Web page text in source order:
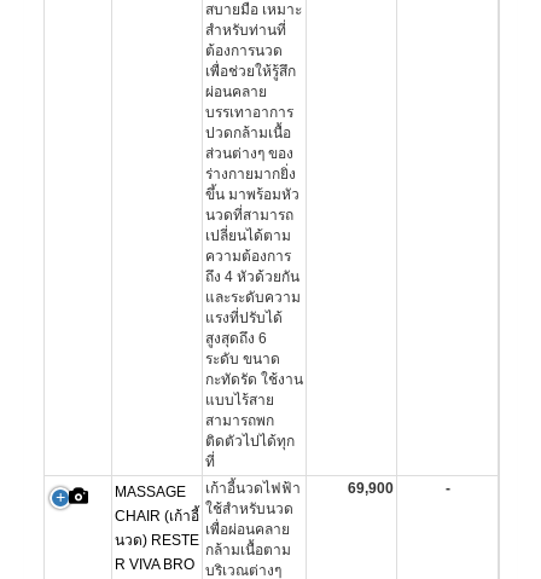
สบายมือ เหมาะ
สำหรับท่านที่
ต้องการนวด
เพื่อช่วยให้รู้สึก
ผ่อนคลาย
บรรเทาอาการ
ปวดกล้ามเนื้อ
ส่วนต่างๆ ของ
ร่างกายมากยิ่ง
ขึ้น มาพร้อมหัว
นวดที่สามารถ
เปลี่ยนได้ตาม
ความต้องการ
ถึง 4 หัวด้วยกัน
และระดับความ
แรงที่ปรับได้
สูงสุดถึง 6
ระดับ ขนาด
กะทัดรัด ใช้งาน
แบบไร้สาย
สามารถพก
ติดตัวไปได้ทุก
ที่
MASSAGE
CHAIR (เก้าอี้
นวด) RESTE
R VIVA BRO
เก้าอี้นวดไฟฟ้า
ใช้สําหรับนวด
เพื่อผ่อนคลาย
กล้ามเนื้อตาม
บริเวณต่างๆ
69,900 -